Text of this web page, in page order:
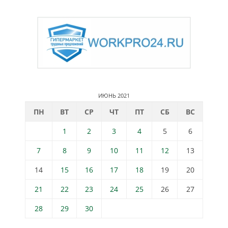
ИЮНЬ 2021
ПН ВТ СР ЧТ ПТ СБ
ВС
1
2 3 4 5
6
7
8 9 10 11 12
13
14
15 16 17 18 19
20
21
22 23 24 25 26
27
28
29 30